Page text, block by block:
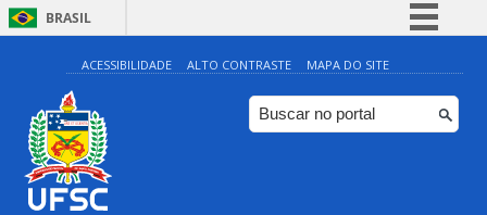
BRASIL
Simplifique!
Comunica BR
Participe
ACESSIBILIDADE ALTO CONTRASTE MAPA DO SITE